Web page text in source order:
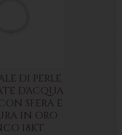
DI PERLE
D'ACQUA
SFERA E
IN ORO
18KT